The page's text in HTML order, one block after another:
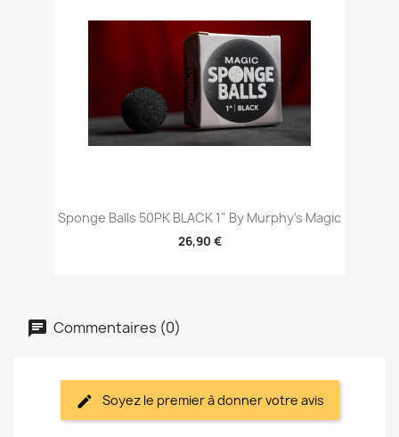
Sponge Balls 50PK BLACK 1" By Murphy's Magic
26,90 €
Commentaires (0)
Soyez le premier à donner votre avis